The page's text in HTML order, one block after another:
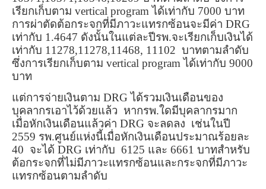
เรียกเก็บตาม vertical programได้เท่ากับ 7000 บาท
การผ่าตัดต้อกระจกที่มีภาวะแทรกซ้อนจะมีค่า DRG
เท่ากับ 1.4647 ดังนั้นในแต่ละปีรพ.จะเรียกเก็บเงินได้
เท่ากับ 11278,11278,11468, 11102 บาทตามลำดับ
ซึ่งการเรียกเก็บตาม vertical programได้เท่ากับ 9000
บาท
แต่การจ่ายเงินตาม DRGได้รวมเงินเดือนของ
บุคลากรเอาไว้ด้วยแล้ว หากรพ.ใดมีบุคลากรมาก
เมื่อหักเงินเดือนแล้วค่า DRG จะลดลง เช่นในปี
2559 รพ.ศูนย์แห่งนี้เมื่อหักเงินเดือนประมาณร้อยละ
40 จะได้ DRG เท่ากับ 6125 และ 6661 บาทสำหรับ
ต้อกระจกที่ไม่มีภาวะแทรกซ้อนและกระจกที่มีภาวะ
แทรกซ้อนตามลำดับ